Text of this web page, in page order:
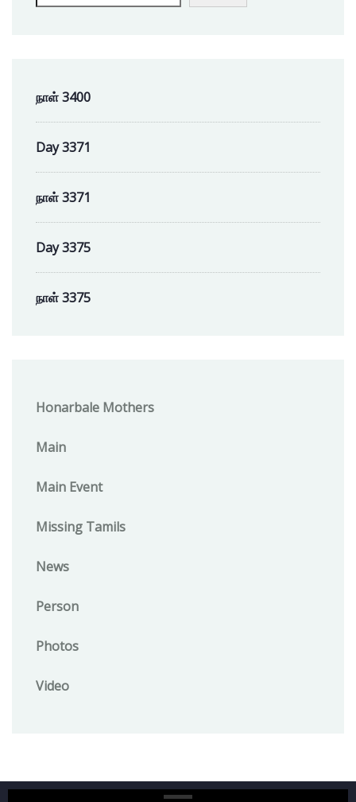
நாள் 3400
Day 3371
நாள் 3371
Day 3375
நாள் 3375
Honarbale Mothers
Main
Main Event
Missing Tamils
News
Person
Photos
Video